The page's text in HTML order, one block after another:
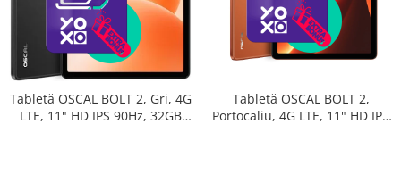
Tabletă OSCAL BOLT 2, Gri, 4G
LTE, 11" HD IPS 90Hz, 32GB
Tabletă OSCAL BOLT 2,
Portocaliu, 4G LTE, 11" HD IPS